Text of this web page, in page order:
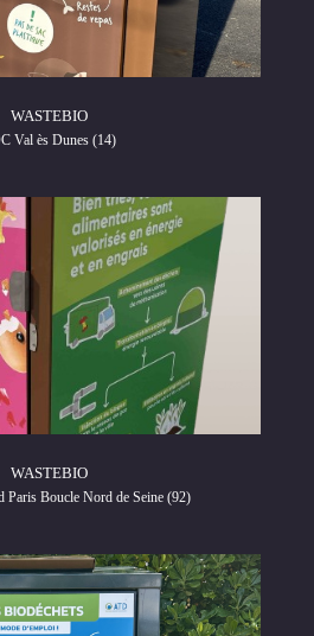
WASTEBIO
Val ès Dunes (14)
WASTEBIO
Paris Boucle Nord de Seine (92)